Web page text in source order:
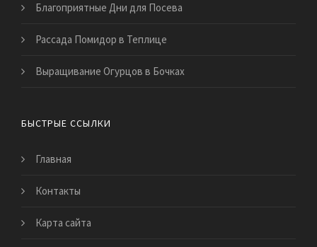
Благоприятные Дни для Посева
Рассада Помидор в Теплице
Выращивание Огурцов в Бочках
БЫСТРЫЕ ССЫЛКИ
Главная
Контакты
Карта сайта